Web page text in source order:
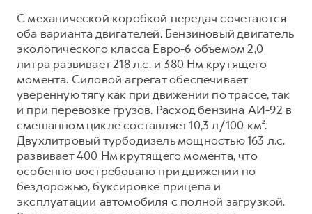
С механической коробкой передач сочетаются
оба варианта двигателей. Бензиновый двигатель
экологического класса Евро-6 объемом 2,0
литра развивает 218 л.с. и 380 Нм крутящего
момента. Силовой агрегат обеспечивает
уверенную тягу как при движении по трассе, так
и при перевозке грузов. Расход бензина АИ-92 в
смешанном цикле составляет 10,3 л/100 км².
Двухлитровый турбодизель мощностью 163 л.с.
развивает 400 Нм крутящего момента, что
особенно востребовано при движении по
бездорожью, буксировке прицепа и
эксплуатации автомобиля с полной загрузкой.